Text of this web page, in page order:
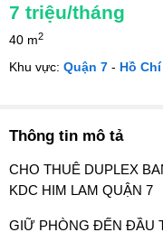
7 triệu/tháng
40 m2
Khu vực: Quận 7 - Hồ
Thông tin mô tả
CHO THUÊ DUPLEX
KDC HIM LAM QUẬN 7
GIỮ PHÒNG ĐẾN ĐẦU